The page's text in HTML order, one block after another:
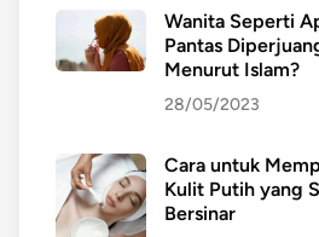
Wanita Seperti
Pantas
Menurut Islam?
28/05/2023
Cara untuk
Kulit Putih yang
Bersinar